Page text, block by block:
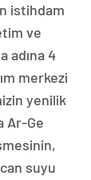
istihdam
ve
adına 4
merkezi
yenilik
Ar-Ge
suyu